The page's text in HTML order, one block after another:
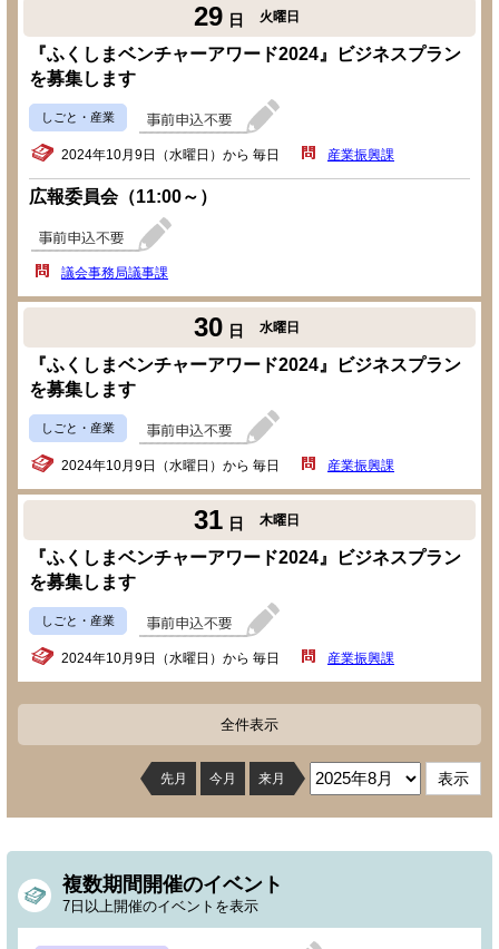
29 日 火曜日
『ふくしまベンチャーアワード2024』ビジネスプラン
を募集します
しごと・産業
2024年10月9日（水曜日）から 毎日 産業振興課
広報委員会（11:00～）
議会事務局議事課
30 日 水曜日
『ふくしまベンチャーアワード2024』ビジネスプラン
を募集します
しごと・産業
2024年10月9日（水曜日）から 毎日 産業振興課
31 日 木曜日
『ふくしまベンチャーアワード2024』ビジネスプラン
を募集します
しごと・産業
2024年10月9日（水曜日）から 毎日 産業振興課
全件表示
先月 今月 来月
複数期間開催のイベント
7日以上開催のイベントを表示